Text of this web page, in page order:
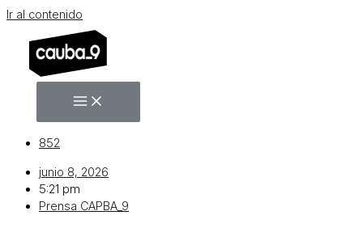
Ir al contenido
852
junio 8, 2026
5:21 pm
Prensa CAPBA_9